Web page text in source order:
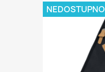
NEDOSTUPNO